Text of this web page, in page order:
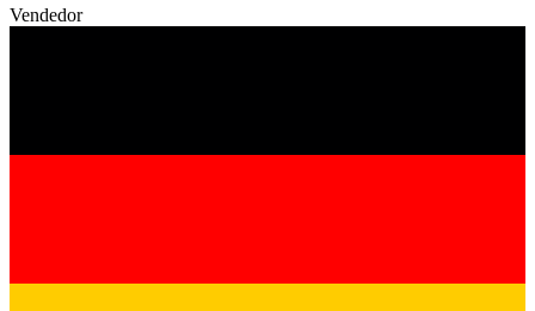
Vendedor